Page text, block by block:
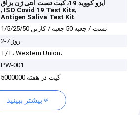
ایزو کووید 19، کیت تست آنتی ژن بزاق
, ISO Covid 19 Test Kits,
Antigen Saliva Test Kit
1/5/25/50 تست / جعبه 50 جعبه / کارتن
2-7 روز
T/T، Western Union،
PW-001
5000000 کیت در هفته
بیشتر ببینید